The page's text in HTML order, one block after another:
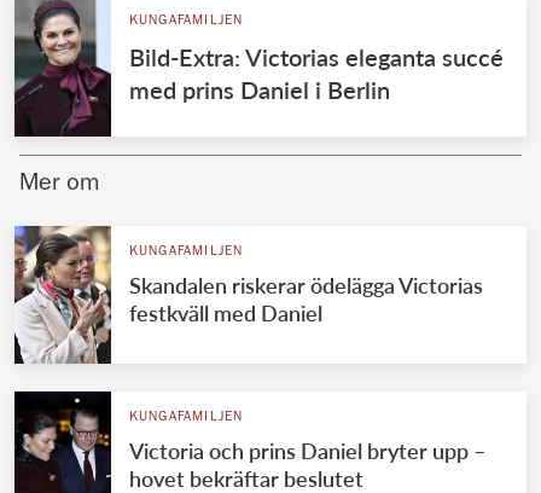
KUNGAFAMILJEN
Bild-Extra: Victorias eleganta succé
med prins Daniel i Berlin
Mer om
KUNGAFAMILJEN
Skandalen riskerar ödelägga Victorias
festkväll med Daniel
KUNGAFAMILJEN
Victoria och prins Daniel bryter upp –
hovet bekräftar beslutet